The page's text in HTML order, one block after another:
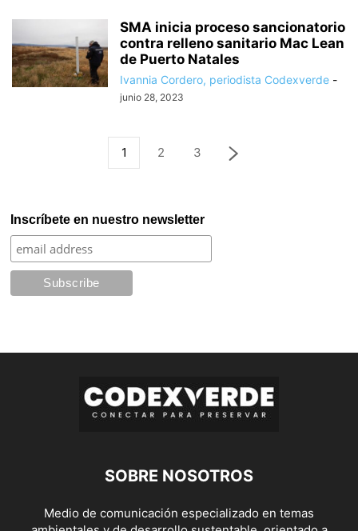
SMA inicia proceso sancionatorio
contra relleno sanitario Mac Lean
de Puerto Natales
Ivannia Cordero, periodista Codexverde -
junio 28, 2023
1 2 3
Inscríbete en nuestro newsletter
SOBRE NOSOTROS
Medio de comunicación especializado en temas